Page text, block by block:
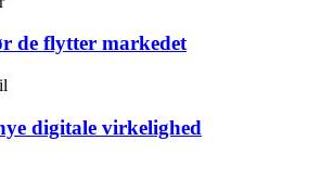
de flytter markedet
digitale virkelighed